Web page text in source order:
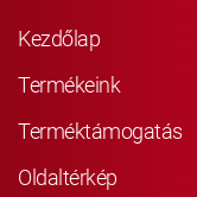
Kezdőlap
Termékeink
Terméktámogatás
Oldaltérkép